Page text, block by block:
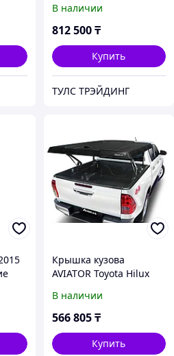
В наличии
812 500₸
Купить
ТУЛС ТРЭЙДИНГ
Крышка кузова
AVIATOR Toyota Hilux
В наличии
566 805₸
Купить